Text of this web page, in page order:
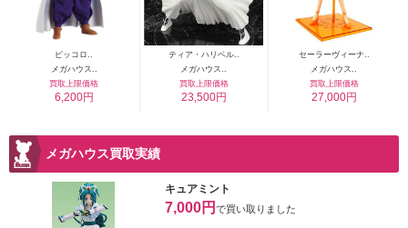
ピッコロ..
メガハウス..
買取上限価格
6,200円
ティア・ハリベル..
メガハウス..
買取上限価格
23,500円
セーラーヴィーナ..
メガハウス..
買取上限価格
27,000円
メガハウス買取実績
キュアミント
7,000円で買い取りました